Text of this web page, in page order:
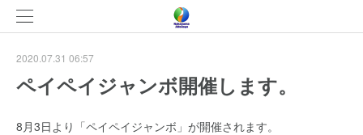
2020.07.31 06:57
ペイペイジャンボ開催します。
8月3日より「ペイペイジャンボ」が開催されます。